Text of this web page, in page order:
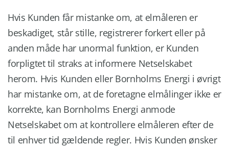
Hvis Kunden får mistanke om, at elmåleren er
beskadiget, står stille, registrerer forkert eller på
anden måde har unormal funktion, er Kunden
forpligtet til straks at informere Netselskabet
herom. Hvis Kunden eller Bornholms Energi i øvrigt
har mistanke om, at de foretagne elmålinger ikke er
korrekte, kan Bornholms Energi anmode
Netselskabet om at kontrollere elmåleren efter de
til enhver tid gældende regler. Hvis Kunden ønsker